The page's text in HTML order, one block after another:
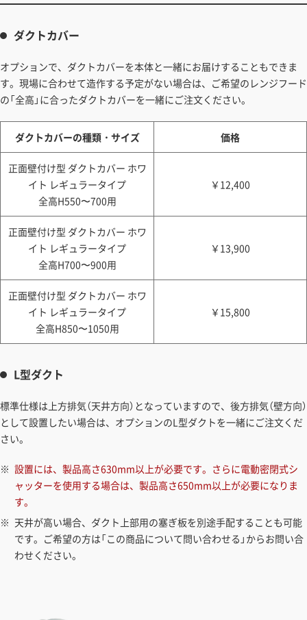
ダクトカバー
オプションで、ダクトカバーを本体と一緒にお届けすることもできま
す。現場に合わせて造作する予定がない場合は、ご希望のレンジフード
の「全高」に合ったダクトカバーを一緒にご注文ください。
ダクトカバーの種類・サイズ 価格
正面壁付け型 ダクトカバー ホワ
イト レギュラータイプ
全高H550〜700用
￥12,400
正面壁付け型 ダクトカバー ホワ
イト レギュラータイプ
全高H700〜900用
￥13,900
正面壁付け型 ダクトカバー ホワ
イト レギュラータイプ
全高H850〜1050用
￥15,800
L型ダクト
標準仕様は上方排気（天井方向）となっていますので、後方排気（壁方向）
として設置したい場合は、オプションのL型ダクトを一緒にご注文くだ
さい。
設置には、製品高さ630mm以上が必要です。さらに電動密閉式シ
ャッターを使用する場合は、製品高さ650mm以上が必要になりま
す。
天井が高い場合、ダクト上部用の塞ぎ板を別途手配することも可能
です。ご希望の方は「この商品について問い合わせる」からお問い合
わせください。